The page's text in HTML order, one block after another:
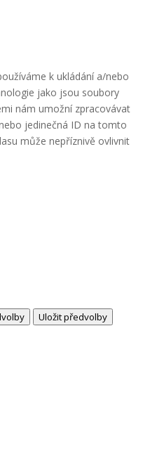
k ukládání a/nebo
jako jsou soubory
nám umožní zpracovávat
jedinečná ID na tomto
může nepříznivě ovlivnit
Uložit předvolby